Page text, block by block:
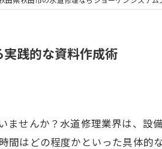
践的な資料作成術
せんか？水道修理業界は、設
間はどの程度かといった具体的